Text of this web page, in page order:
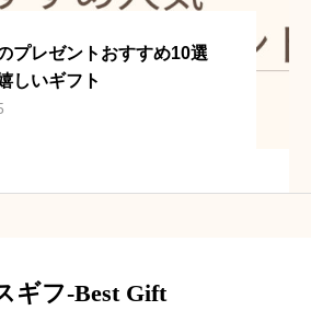
プレゼントおすすめ10選
しいギフト
ギフ-Best Gift